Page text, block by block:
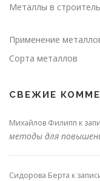
Металлы в
Применение
Сорта металлов
СВЕЖИЕ
Михайлов Филипп к
методы для
Сидорова Берта к